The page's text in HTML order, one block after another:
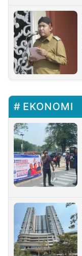
EKONOMI